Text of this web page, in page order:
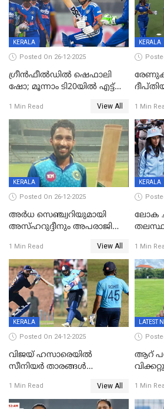
KERALA
Posted On 26-12-2025
ഗ്രീന്‍ഫീല്‍ഡില്‍ ഷെഫാലി
ഷോ; മൂന്നാം ടി20യിൽ എട്ട്
വനിതകള്‍ക്കെതിരായ ടി20
പരമ്പര ഇന്ത്യക്ക്
1 Min Read View All
KERALA
1 Min
KERALA
Posted On 26-12-2025
അർധ സെഞ്ച്വറിയുമായി
അസ്ഹറുദ്ദീനും അപരാജിതും
റൺസ് വിജയലക്ഷ്യമുയർത്തി
കേരളം
1 Min Read View All
KERALA
ലോക
പരമ്പര
1 Min
KERALA
Posted On 24-12-2025
വിജയ് ഹസാരെയിൽ
സീനിയർ താരങ്ങൾ
സച്ചിന്‍റെ റെക്കോഡ് മറികടന്ന്
കോഹ്‌ലി, രോഹിത്
1 Min Read View All
LATEST
ആറ്
1 Min